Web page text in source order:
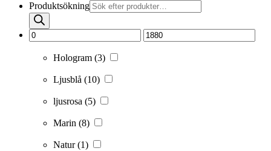
Produktsökning
Hologram (3)
Ljusblå (10)
ljusrosa (5)
Marin (8)
Natur(1)